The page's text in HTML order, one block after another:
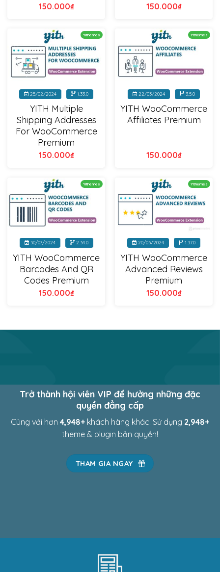
150.000₫ 150.000₫
Yithemes
25/02/2024 1.33.0
YITH Multiple
Shipping Addresses
For WooCommerce
Premium
150.000₫
Yithemes
22/03/2024 3.5.0
YITH WooCommerce
Affiliates Premium
150.000₫
Yithemes
30/07/2024 2.34.0
YITH WooCommerce
Barcodes And QR
Codes Premium
150.000₫
Yithemes
20/03/2024 1.37.0
YITH WooCommerce
Advanced Reviews
Premium
150.000₫
Trở thành hội viên VIP để hưởng những đặc
quyền đẳng cấp
Cùng với hơn 4,984+ khách hàng khác. Sử dụng 2,984+
theme & plugin bản quyền!
THAM GIA NGAY